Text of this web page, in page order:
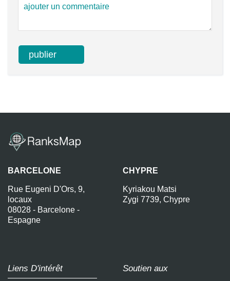
BARCELONE
Rue Eugeni D'Ors, 9,
locaux
08028 - Barcelone -
Espagne
CHYPRE
Kyriakou Matsi
Zygi 7739, Chypre
Liens D'intérêt
Soutien aux